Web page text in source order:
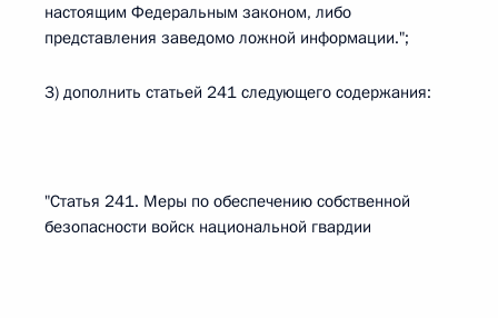
настоящим Федеральным законом, либо
представления заведомо ложной информации.";
3) дополнить статьей 241 следующего содержания:
"Статья 241. Меры по обеспечению собственной
безопасности войск национальной гвардии